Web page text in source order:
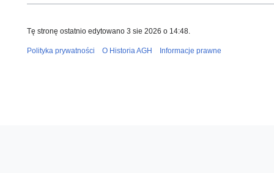
Tę stronę ostatnio edytowano 3 sie 2026 o 14:48.
Polityka prywatności O Historia AGH Informacje prawne